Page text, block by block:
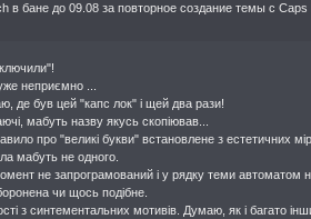
в бане до 09.08 за повторное создание темы с Caps
неприємно ...
де був цей "капс лок" і щей два рази!
мабуть назву якусь скопіював...
про "великі букви" встановлене з естетичних
мабуть не одного.
не запрограмований і у рядку теми автоматом
чи щось подібне.
з синтементальних мотивів. Думаю, як і багато